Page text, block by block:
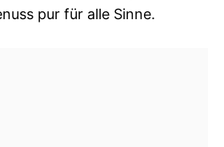
pur für alle Sinne.